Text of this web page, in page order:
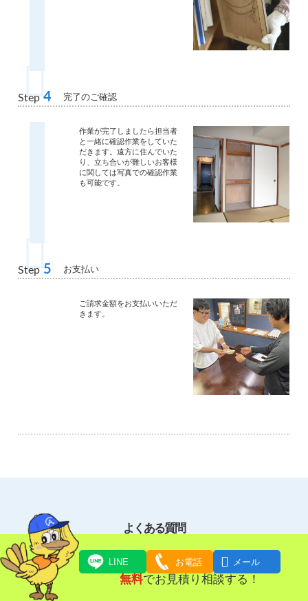
Step 4 完了のご確認
作業が完了しましたら担当者
と一緒に確認作業をしていた
だきます。遠方に住んでいた
り、立ち合いが難しいお客様
に関しては写真での確認作業
も可能です。
Step 5 お支払い
ご請求金額をお支払いいただ
きます。
よくある質問
写真でもお見積りできますか。
LINE お電話  メール
無料でお見積り相談する！